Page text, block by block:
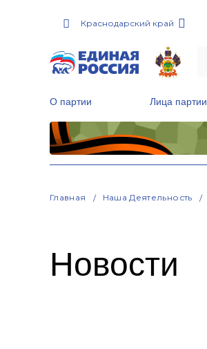
Краснодарский край
О партии Лица партии
Главная Наша Деятельность
Новости